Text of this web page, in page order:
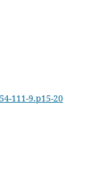
111-9.p15-20